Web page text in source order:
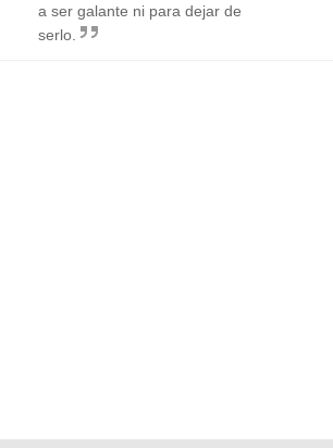
a ser galante ni para dejar de
serlo.